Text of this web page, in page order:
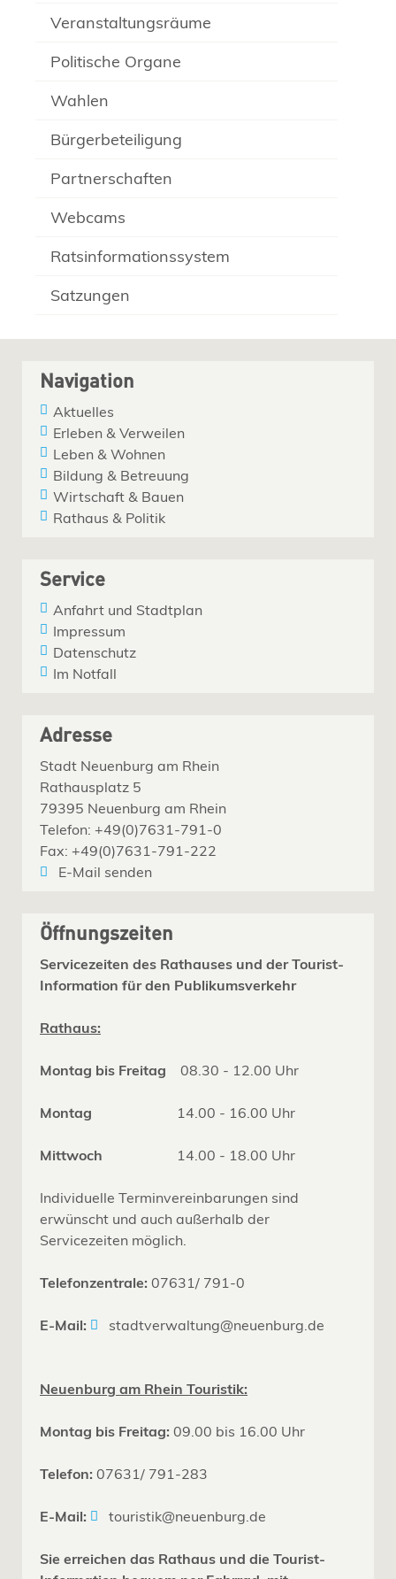
Veranstaltungsräume
Politische Organe
Wahlen
Bürgerbeteiligung
Partnerschaften
Webcams
Ratsinformationssystem
Satzungen
Navigation
Aktuelles
Erleben & Verweilen
Leben & Wohnen
Bildung & Betreuung
Wirtschaft & Bauen
Rathaus & Politik
Service
Anfahrt und Stadtplan
Impressum
Datenschutz
Im Notfall
Adresse
Stadt Neuenburg am Rhein
Rathausplatz 5
79395 Neuenburg am Rhein
Telefon: +49(0)7631-791-0
Fax: +49(0)7631-791-222
E-Mail senden
Öffnungszeiten
Servicezeiten des Rathauses und der Tourist-
Information für den Publikumsverkehr
Rathaus:
Montag bis Freitag 08.30 - 12.00 Uhr
Montag 14.00 - 16.00 Uhr
Mittwoch 14.00 - 18.00 Uhr
Individuelle Terminvereinbarungen sind
erwünscht und auch außerhalb der
Servicezeiten möglich.
Telefonzentrale: 07631/ 791-0
E-Mail: stadtverwaltung@neuenburg.de
Neuenburg am Rhein Touristik:
Montag bis Freitag: 09.00 bis 16.00 Uhr
Telefon: 07631/ 791-283
E-Mail: touristik@neuenburg.de
Sie erreichen das Rathaus und die Tourist-